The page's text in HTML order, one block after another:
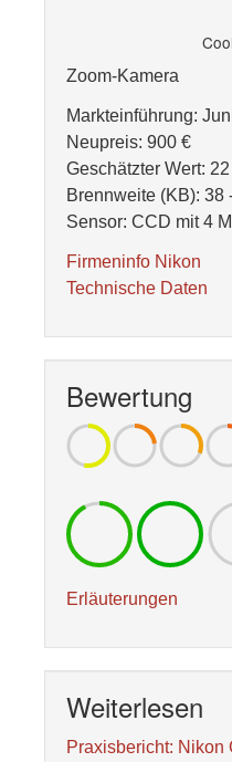
Zoom-Kamera
Markteinführung:
Neupreis: 900 €
Geschätzter Wert:
Brennweite (KB): 38
Sensor: CCD mit 4
Firmeninfo Nikon
Technische Daten
Bewertung
Erläuterungen
Weiterlesen
Praxisbericht: